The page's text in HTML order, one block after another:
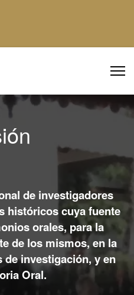
de investigadores
históricos cuya fuente
orales, para la
de los mismos, en la
de investigación, y en
Oral.